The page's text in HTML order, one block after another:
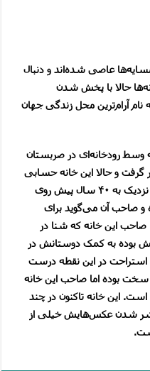
عاصی شده‌اند و دنبال
حالا با پخش شدن
آرام‌ترین محل زندگی جهان
وسط رودخانه‌ای در صربستان
گرفت و حالا این خانه حسابی
در جهان مشهور شده است. این خانه نزدیک به ۴۰ سال پیش روی
و صاحب آن می‌گوید برای
این خانه که شنا در
بوده به کمک دوستانش در
برای استراحت در این نقطه درست
سخت بوده اما صاحب این خانه
این خانه تاکنون در چند
شدن عکس‌هایش خیلی از